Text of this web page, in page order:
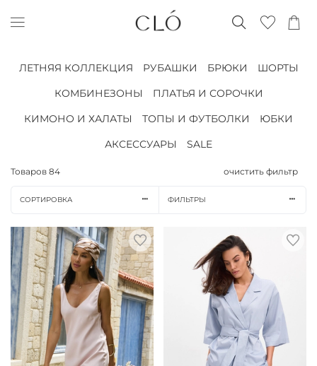
ЛЕТНЯЯ КОЛЛЕКЦИЯ РУБАШКИ БРЮКИ
ШОРТЫ
КОМБИНЕЗОНЫ
ПЛАТЬЯ И СОРОЧКИ
КИМОНО И ХАЛАТЫ
ТОПЫ И ФУТБОЛКИ
ЮБКИ
АКСЕССУАРЫ
SALE
Товаров 84 очистить фильтр
СОРТИРОВКА ФИЛЬТРЫ